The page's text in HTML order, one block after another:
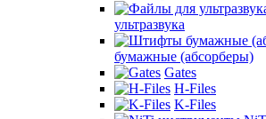
ультразвука
бумажные (абсорберы)
Gates
H-Files
K-Files